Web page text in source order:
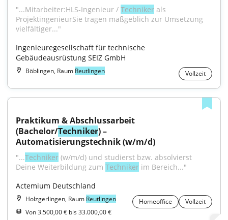
"...Mitarbeiter:HLS-Ingenieur / Techniker als
ProjektingenieurSie tragen maßgeblich zur Umsetzung
vielfältiger..."
Ingenieuregesellschaft für technische
Gebäudeausrüstung SEIZ GmbH
Böblingen, Raum Reutlingen Vollzeit
Praktikum & Abschlussarbeit
(Bachelor/Techniker) –
Automatisierungstechnik (w/m/d)
"...Techniker (w/m/d) und studierst bzw. absolvierst
Deine Weiterbildung zum Techniker im Bereich..."
Actemium Deutschland
Holzgerlingen, Raum Reutlingen Homeoffice
Vollzeit
Von 3.500,00 € bis 33.000,00 €